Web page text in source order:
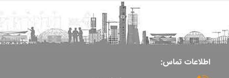
اطلاعات تماس: